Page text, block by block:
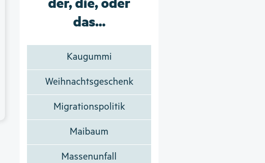
das...
Kaugummi
Weihnachtsgeschenk
Migrationspolitik
Maibaum
Massenunfall